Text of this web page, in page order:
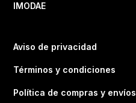
IMODAE
Aviso de privacidad
Términos y condiciones
Política de compras y envíos